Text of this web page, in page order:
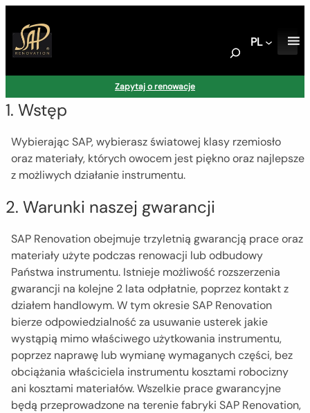
S
r
PL
Zapytaj o renowacje
1. Wstęp
Wybierając SAP, wybierasz światowej klasy rzemiosło
oraz materiały, których owocem jest piękno oraz najlepsze
z możliwych działanie instrumentu.
2. Warunki naszej gwarancji
SAP Renovation obejmuje trzyletnią gwarancją prace oraz
materiały użyte podczas renowacji lub odbudowy
Państwa instrumentu. Istnieje możliwość rozszerzenia
gwarancji na kolejne 2 lata odpłatnie, poprzez kontakt z
działem handlowym. W tym okresie SAP Renovation
bierze odpowiedzialność za usuwanie usterek jakie
wystąpią mimo właściwego użytkowania instrumentu,
poprzez naprawę lub wymianę wymaganych części, bez
obciążania właściciela instrumentu kosztami robocizny
ani kosztami materiałów. Wszelkie prace gwarancyjne
będą przeprowadzone na terenie fabryki SAP Renovation,